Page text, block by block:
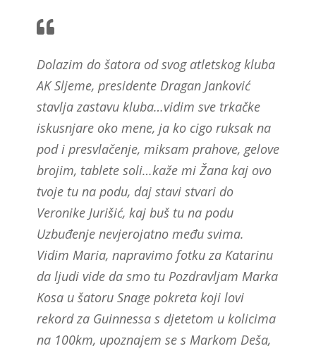
Dolazim do šatora od svog atletskog kluba
AK Sljeme, presidente Dragan Janković
stavlja zastavu kluba…vidim sve trkačke
iskusnjare oko mene, ja ko cigo ruksak na
pod i presvlačenje, miksam prahove, gelove
brojim, tablete soli…kaže mi Žana kaj ovo
tvoje tu na podu, daj stavi stvari do
Veronike Jurišić, kaj buš tu na podu
Uzbuđenje nevjerojatno među svima.
Vidim Maria, napravimo fotku za Katarinu
da ljudi vide da smo tu Pozdravljam Marka
Kosa u šatoru Snage pokreta koji lovi
rekord za Guinnessa s djetetom u kolicima
na 100km, upoznajem se s Markom Deša,